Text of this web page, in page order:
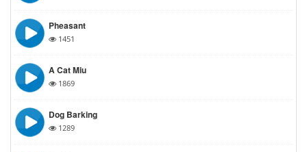
Pheasant
1451
A Cat Miu
1869
Dog Barking
1289